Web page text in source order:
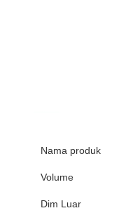
Nama produk
Volume
Dim Luar